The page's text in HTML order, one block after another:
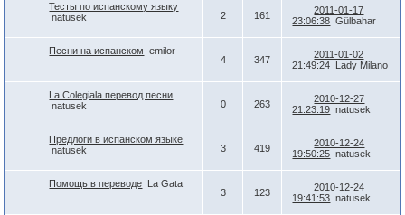
Тесты по испанскому языку
natusek
2 161
2011-01-17
23:06:38 Gülbahar
Песни на испанском
emilor
4
347
2011-01-02
21:49:24
Lady Milano
La Colegiala перевод песни
natusek
0 263
2010-12-27
21:23:19 natusek
Предлоги в испанском языке
natusek
3 419
2010-12-24
19:50:25 natusek
Помощь в переводе
La Gata
3
123
2010-12-24
19:41:53 natusek